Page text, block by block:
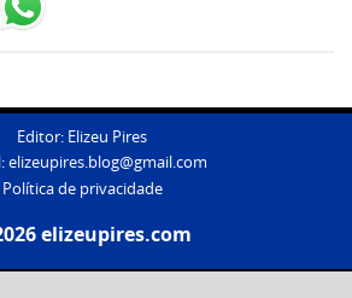
Editor: Elizeu Pires
elizeupires.blog@gmail.com
Política de privacidade
elizeupires.com